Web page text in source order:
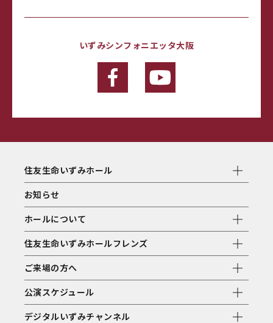
いずみシンフォニエッタ大阪
住友生命いずみホール
お知らせ
ホールについて
住友生命いずみホールフレンズ
ご来場の方へ
公演スケジュール
デジタルいずみチャンネル